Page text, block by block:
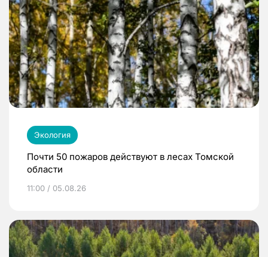
Экология
Почти 50 пожаров действуют в лесах Томской
области
11:00 / 05.08.26